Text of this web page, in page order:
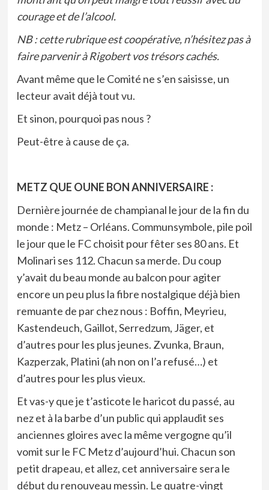
courage et de l’alcool.
NB : cette rubrique est coopérative, n’hésitez pas à
faire parvenir à Rigobert vos trésors cachés.
Avant même que le Comité ne s’en saisisse, un
lecteur avait déjàtout vu.
Et sinon, pourquoi pas nous ?
Peut-être à cause de ça.
METZ QUE OUNE BON ANNIVERSAIRE :
Dernière journée de champianal le jour de la fin du
monde : Metz – Orléans. Communsymbole, pile poil
le jour que le FC choisit pour fêter ses 80 ans. Et
Molinari ses 112. Chacun sa merde. Du coup
y’avait du beau monde au balcon pour agiter
encore un peu plus la fibre nostalgique déjà bien
remuante de par chez nous : Boffin, Meyrieu,
Kastendeuch, Gaillot, Serredzum, Jäger, et
d’autres pour les plus jeunes. Zvunka, Braun,
Kazperzak, Platini (ah non on l’a refusé…) et
d’autres pour les plus vieux.
Et vas-y que je t’asticote le haricot du passé, au
nez et à la barbe d’un public qui applaudit ses
anciennes gloires avec la même vergogne qu’il
vomit sur le FC Metz d’aujourd’hui. Chacun son
petit drapeau, et allez, cet anniversaire sera le
début du renouveau messin. Le quatre-vingt